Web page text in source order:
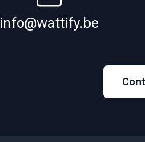
info@wattify.be